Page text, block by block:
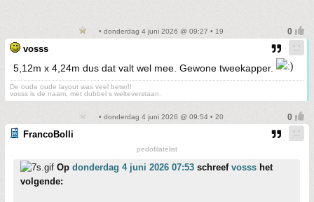
• donderdag 4 juni 2026 @ 09:27 • 19
vosss
5,12m x 4,24m dus dat valt wel mee. Gewone tweekapper.
De oude oude layout was veel beter!!
vosss is de naam, met dubbel s welteverstaan.
• donderdag 4 juni 2026 @ 09:54 • 20
FrancoBolli
pedofilatelist
Op donderdag 4 juni 2026 07:53 schreef vosss het
volgende: